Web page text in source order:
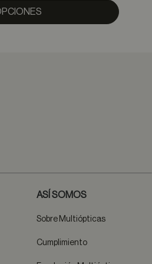
ASÍ SOMOS
Sobre Multiópticas
Cumplimiento